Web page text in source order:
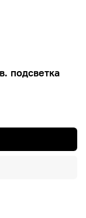
подсветка